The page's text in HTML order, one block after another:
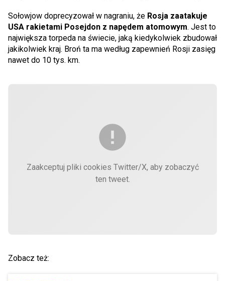
Sołowjow doprecyzował w nagraniu, że Rosja zaatakuje
USA rakietami Posejdon z napędem atomowym. Jest to
największa torpeda na świecie, jaką kiedykolwiek zbudował
jakikolwiek kraj. Broń ta ma według zapewnień Rosji zasięg
nawet do 10 tys. km.
Zaakceptuj pliki cookies Twitter/X, aby zobaczyć
ten tweet.
Zobacz też: